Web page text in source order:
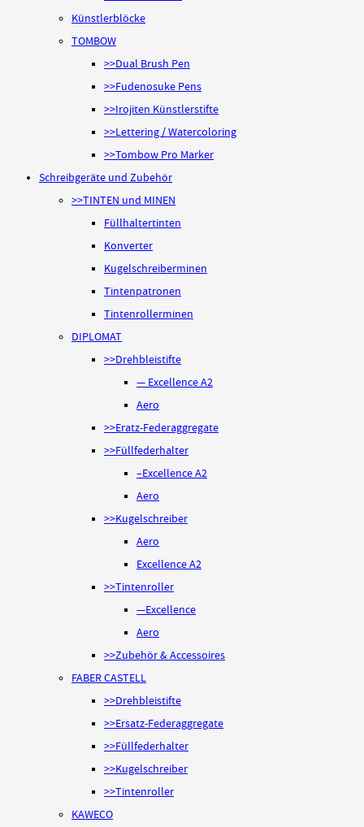
Künstlerblöcke
TOMBOW
>>Dual Brush Pen
>>Fudenosuke Pens
>>Irojiten Künstlerstifte
>>Lettering / Watercoloring
>>Tombow Pro Marker
Schreibgeräte und Zubehör
>>TINTEN und MINEN
Füllhaltertinten
Konverter
Kugelschreiberminen
Tintenpatronen
Tintenrollerminen
DIPLOMAT
>>Drehbleistifte
— Excellence A2
Aero
>>Eratz-Federaggregate
>>Füllfederhalter
–Excellence A2
Aero
>>Kugelschreiber
Aero
Excellence A2
>>Tintenroller
—Excellence
Aero
>>Zubehör & Accessoires
FABER CASTELL
>>Drehbleistifte
>>Ersatz-Federaggregate
>>Füllfederhalter
>>Kugelschreiber
>>Tintenroller
KAWECO